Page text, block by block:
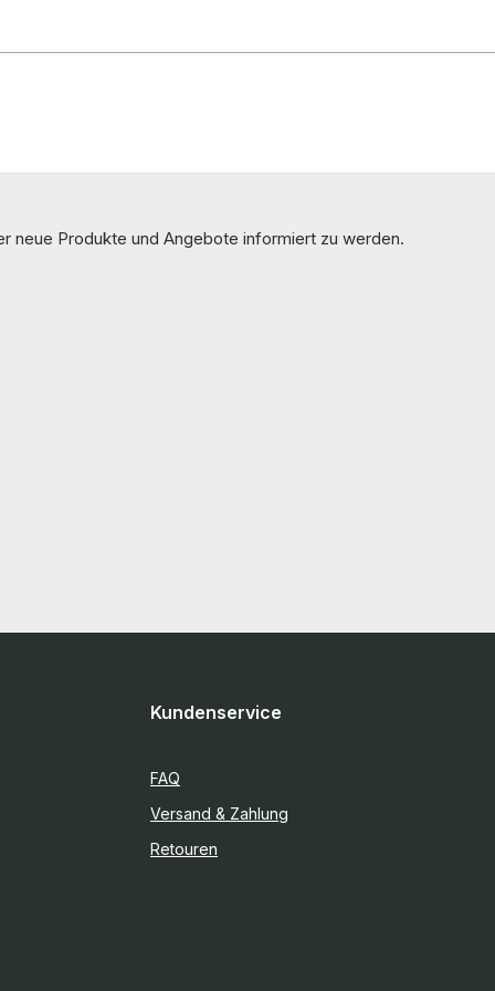
neue Produkte und Angebote informiert zu werden.
Kundenservice
FAQ
Versand & Zahlung
Retouren